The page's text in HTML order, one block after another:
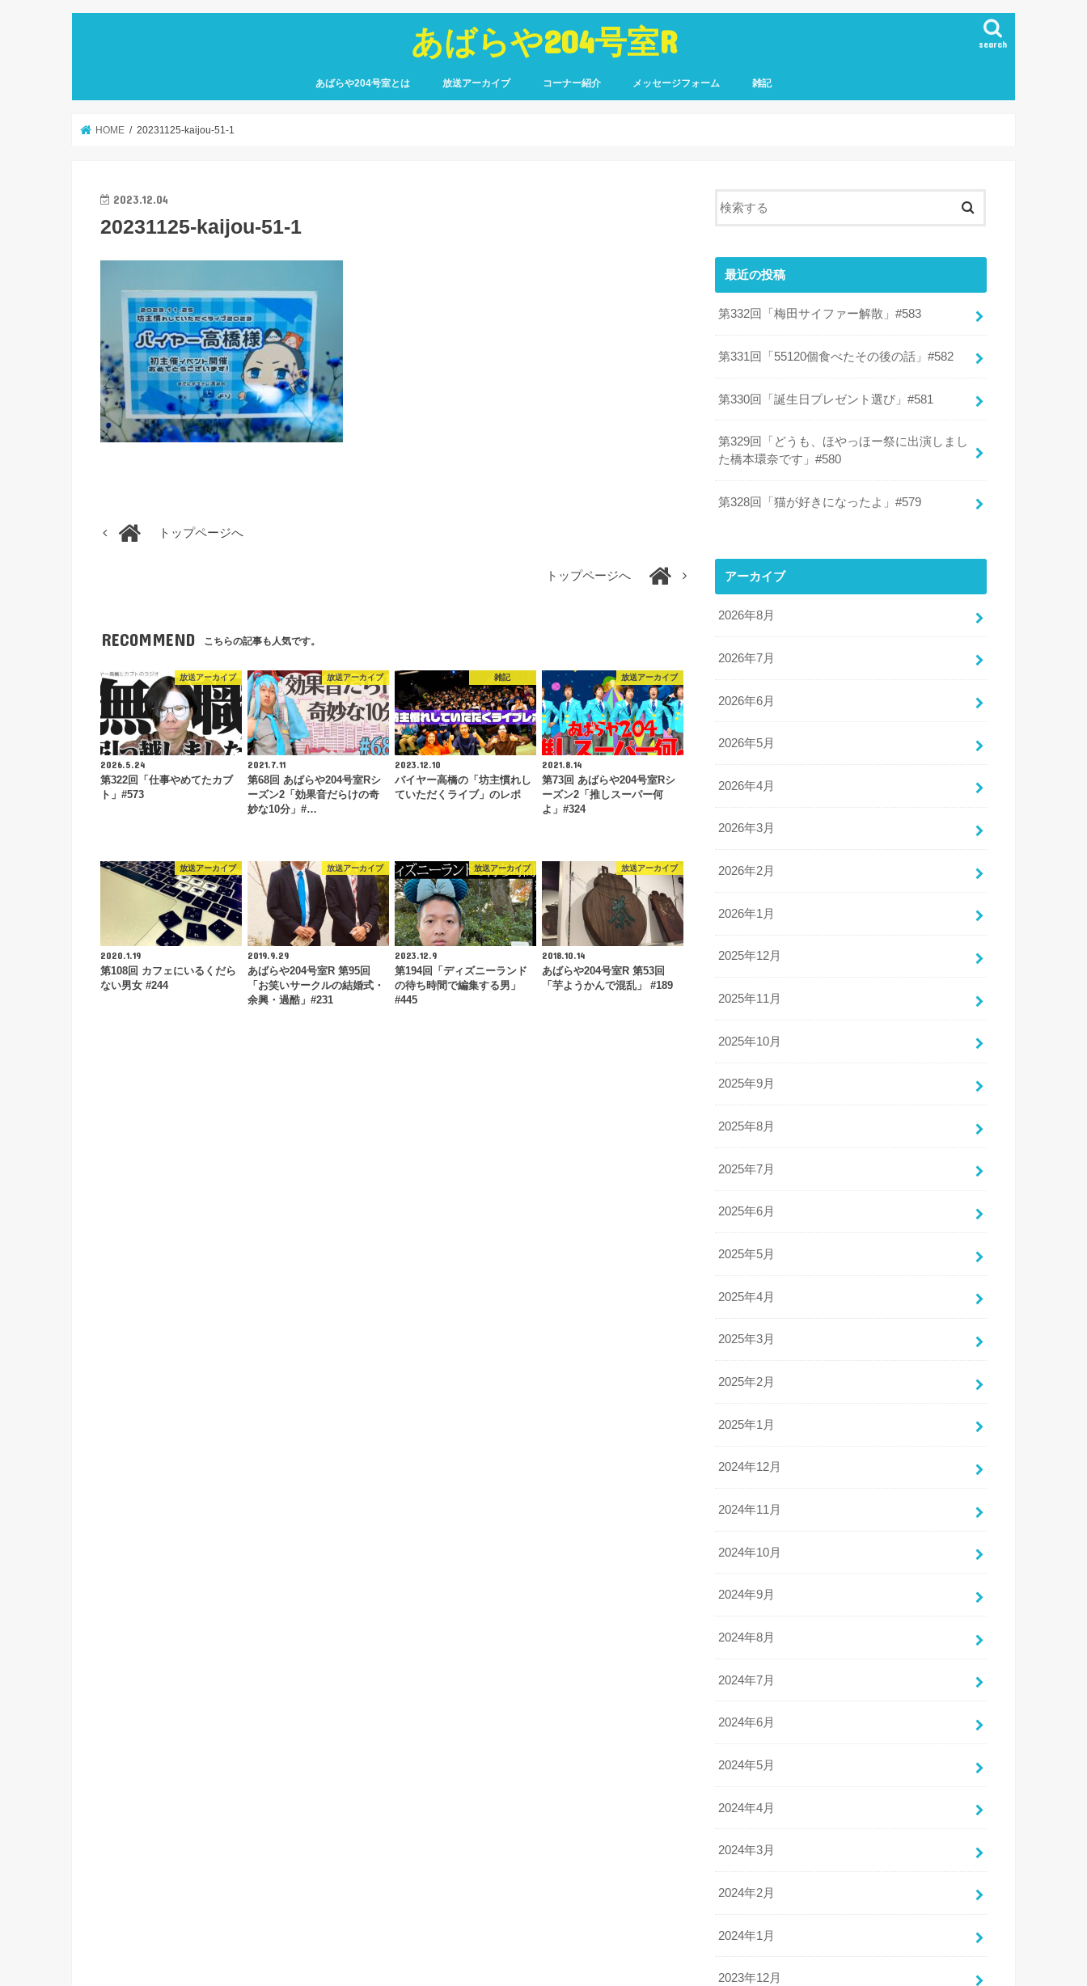
あばらや204号室R search
あばらや204号室とは 放送アーカイブ コーナー紹介 メッセージフォーム 雑記
HOME 20231125-kaijou-51-1
2023.12.04
20231125-kaijou-51-1
トップページへ
トップページへ
RECOMMEND こちらの記事も人気です。
放送アーカイブ
2026.5.24
第322回「仕事やめてたカブ
ト」#573
放送アーカイブ
2021.7.11
第68回 あばらや204号室Rシ
ーズン2「効果音だらけの奇
妙な10分」#…
雑記
2023.12.10
バイヤー高橋の「坊主慣れし
ていただくライブ」のレポ
放送アーカイブ
2021.8.14
第73回 あばらや204号室Rシ
ーズン2「推しスーパー何
よ」#324
放送アーカイブ
2020.1.19
第108回 カフェにいるくだら
ない男女 #244
放送アーカイブ
2019.9.29
あばらや204号室R 第95回
「お笑いサークルの結婚式・
余興・過酷」#231
放送アーカイブ
2023.12.9
第194回「ディズニーランド
の待ち時間で編集する男」
#445
放送アーカイブ
2018.10.14
あばらや204号室R 第53回
「芋ようかんで混乱」 #189
最近の投稿
第332回「梅田サイファー解散」#583
第331回「55120個食べたその後の話」#582
第330回「誕生日プレゼント選び」#581
第329回「どうも、ほやっほー祭に出演しまし
た橋本環奈です」#580
第328回「猫が好きになったよ」#579
アーカイブ
2026年8月
2026年7月
2026年6月
2026年5月
2026年4月
2026年3月
2026年2月
2026年1月
2025年12月
2025年11月
2025年10月
2025年9月
2025年8月
2025年7月
2025年6月
2025年5月
2025年4月
2025年3月
2025年2月
2025年1月
2024年12月
2024年11月
2024年10月
2024年9月
2024年8月
2024年7月
2024年6月
2024年5月
2024年4月
2024年3月
2024年2月
2024年1月
2023年12月